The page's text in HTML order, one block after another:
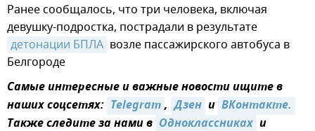
Ранее сообщалось, что три человека, включая
девушку-подростка, пострадали в результате
детонации БПЛА возле пассажирского автобуса в
Белгороде
Самые интересные и важные новости ищите в
наших соцсетях: Telegram, Дзен и ВКонтакте.
Также следите за нами в Одноклассниках и